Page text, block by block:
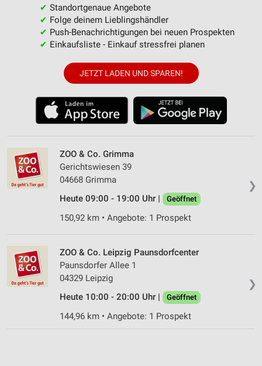
✔ Standortgenaue Angebote
✔ Folge deinem Lieblingshändler
✔ Push-Benachrichtigungen bei neuen Prospekten
✔ Einkaufsliste - Einkauf stressfrei planen
JETZT LADEN UND SPAREN!
❯
ZOO & Co. Grimma
Gerichtswiesen 39
04668 Grimma
Heute 09:00 - 19:00 Uhr |
Geöffnet
150,92 km • Angebote: 1 Prospekt
❯
ZOO & Co. Leipzig Paunsdorfcenter
Paunsdorfer Allee 1
04329 Leipzig
Heute 10:00 - 20:00 Uhr |
Geöffnet
144,96 km • Angebote: 1 Prospekt